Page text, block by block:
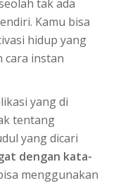
tak ada
Kamu bisa
hidup yang
cara instan
yang di
tentang
yang dicari
dengan kata-
menggunakan